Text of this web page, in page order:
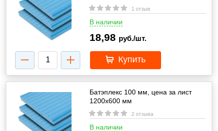
1 отзыв
В наличии
18,98 руб./шт.
Купить
Батэплекс 100 мм, цена за лист
1200х600 мм
2 отзыва
В наличии